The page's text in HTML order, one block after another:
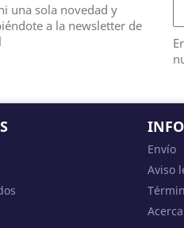
una sola novedad y
a la newsletter de
Envío
Aviso